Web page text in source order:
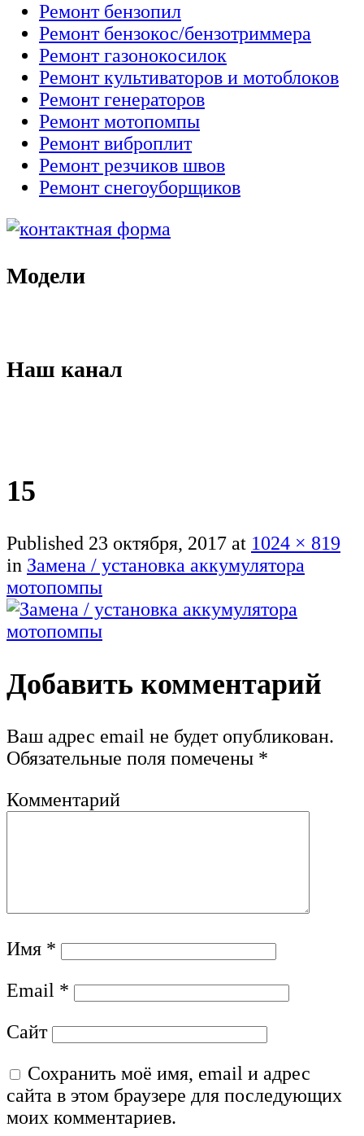
Ремонт бензопил
Ремонт бензокос/бензотриммера
Ремонт газонокосилок
Ремонт культиваторов и мотоблоков
Ремонт генераторов
Ремонт мотопомпы
Ремонт виброплит
Ремонт резчиков швов
Ремонт снегоуборщиков
Модели
Наш канал
15
Published 23 октября, 2017 at 1024 × 819
in Замена / установка аккумулятора
мотопомпы
Добавить комментарий
Ваш адрес email не будет опубликован.
Обязательные поля помечены *
Комментарий
Имя *
Email *
Сайт
Сохранить моё имя, email и адрес
сайта в этом браузере для последующих
моих комментариев.